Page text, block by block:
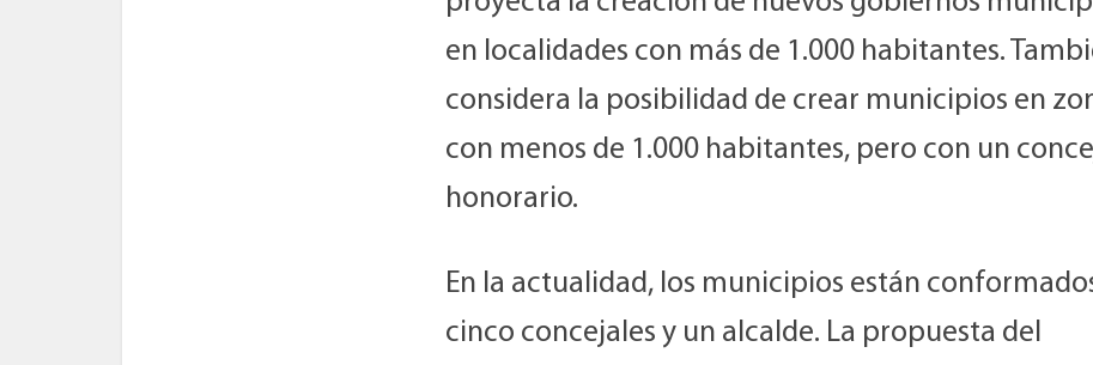
en localidades con más de 1.000 habitantes.
considera la posibilidad de crear municipios en
con menos de 1.000 habitantes, pero con un
honorario.
En la actualidad, los municipios están
cinco concejales y un alcalde. La propuesta del